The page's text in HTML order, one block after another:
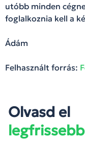
utóbb minden
foglalkoznia kell a
Ádám
Felhasznált forrás:
Olvasd el